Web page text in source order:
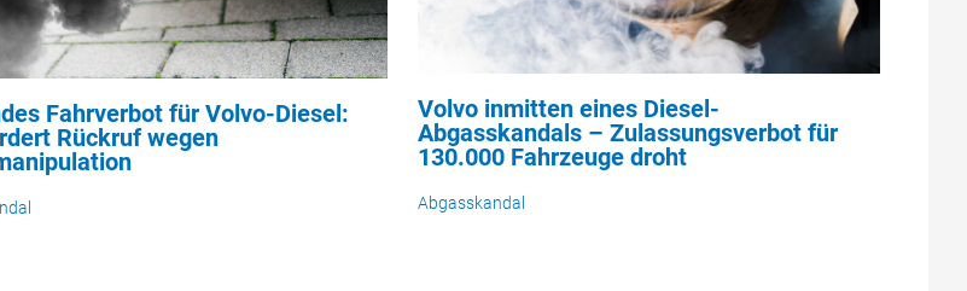
Fahrverbot für Volvo-Diesel:
Rückruf wegen
Volvo inmitten eines Diesel-
Abgasskandals – Zulassungsverbot für
130.000 Fahrzeuge droht
Abgasskandal